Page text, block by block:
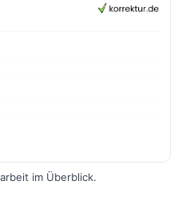
im Überblick.